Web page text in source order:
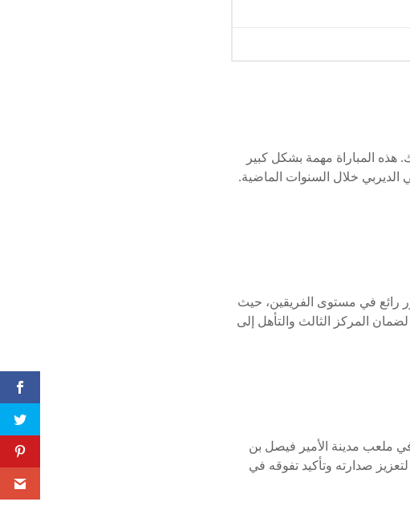
هذه المباراة مهمة بشكل كبير
خلال السنوات الماضية.
رائع في مستوى الفريقين، حيث
المركز الثالث والتأهل إلى
ملعب مدينة الأمير فيصل بن
صدارته وتأكيد تفوقه في